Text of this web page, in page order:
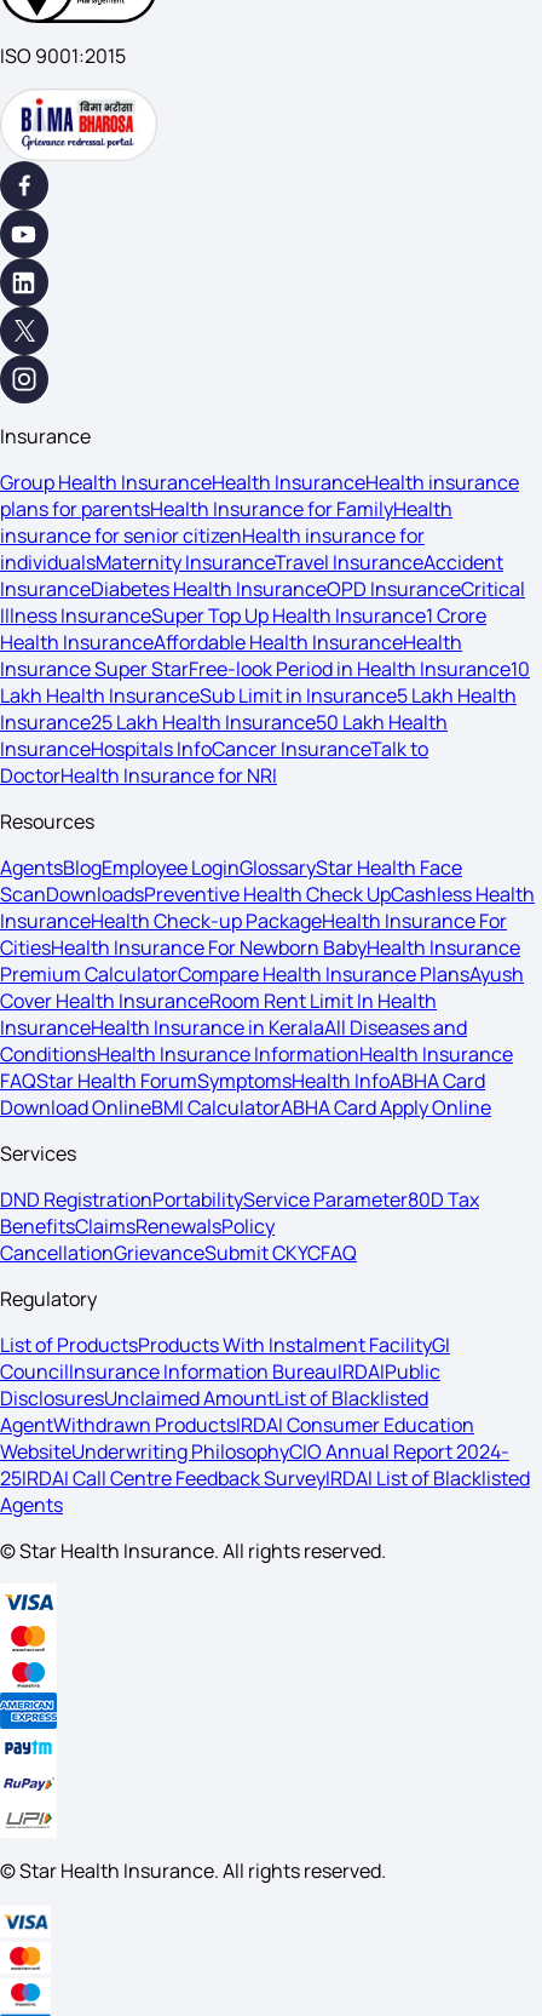
ISO 9001:2015
Insurance
Group Health InsuranceHealth InsuranceHealth insurance
plans for parentsHealth Insurance for FamilyHealth
insurance for senior citizenHealth insurance for
individualsMaternity InsuranceTravel InsuranceAccident
InsuranceDiabetes Health InsuranceOPD InsuranceCritical
Illness InsuranceSuper Top Up Health Insurance1 Crore
Health InsuranceAffordable Health InsuranceHealth
Insurance Super StarFree-look Period in Health Insurance10
Lakh Health InsuranceSub Limit in Insurance5 Lakh Health
Insurance25 Lakh Health Insurance50 Lakh Health
InsuranceHospitals InfoCancer InsuranceTalk to
DoctorHealth Insurance for NRI
Resources
AgentsBlogEmployee LoginGlossaryStar Health Face
ScanDownloadsPreventive Health Check UpCashless Health
InsuranceHealth Check-up PackageHealth Insurance For
CitiesHealth Insurance For Newborn BabyHealth Insurance
Premium CalculatorCompare Health Insurance PlansAyush
Cover Health InsuranceRoom Rent Limit In Health
InsuranceHealth Insurance in KeralaAll Diseases and
ConditionsHealth Insurance InformationHealth Insurance
FAQStar Health ForumSymptomsHealth InfoABHA Card
Download OnlineBMI CalculatorABHA Card Apply Online
Services
DND RegistrationPortabilityService Parameter80D Tax
BenefitsClaimsRenewalsPolicy
CancellationGrievanceSubmit CKYCFAQ
Regulatory
List of ProductsProducts With Instalment FacilityGI
CouncilInsurance Information BureauIRDAIPublic
DisclosuresUnclaimed AmountList of Blacklisted
AgentWithdrawn ProductsIRDAI Consumer Education
WebsiteUnderwriting PhilosophyCIO Annual Report 2024-
25IRDAI Call Centre Feedback SurveyIRDAI List of Blacklisted
Agents
© Star Health Insurance. All rights reserved.
© Star Health Insurance. All rights reserved.